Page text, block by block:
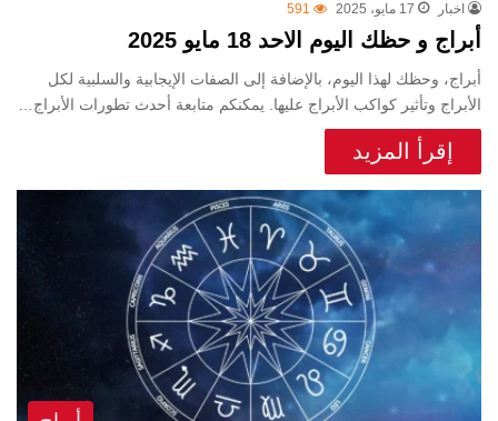
اخبار 17 مايو، 2025 591
أبراج و حظك اليوم الاحد 18 مايو 2025
أبراج، وحظك لهذا اليوم، بالإضافة إلى الصفات الإيجابية والسلبية لكل
الأبراج وتأثير كواكب الأبراج عليها. يمكنكم متابعة أحدث تطورات الأبراج…
إقرأ المزيد